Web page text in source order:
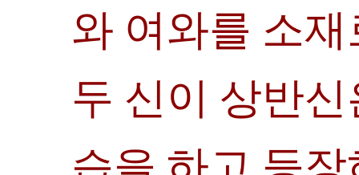
와 여와를 소
두 신이 상반